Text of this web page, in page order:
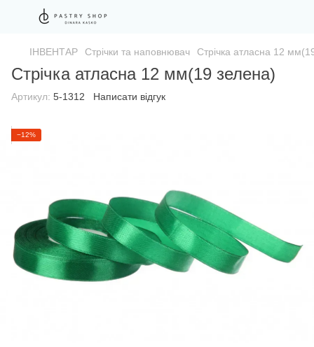
ІНВЕНТАР Стрічки та наповнювач Стрічка атласна 12
Стрічка атласна 12 мм(19 зелена)
Артикул: 5-1312 Написати відгук
−12%